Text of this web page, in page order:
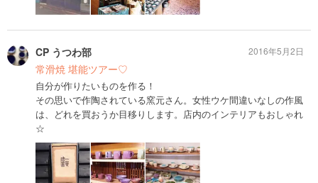
CP うつわ部
常滑焼 堪能ツアー♡
自分が作りたいものを作る！
その思いで作陶されている窯元さん。女性ウケ間違いなしの作風
は、どれを買おうか目移りします。店内のインテリアもおしゃれ
☆
2016年5月2日